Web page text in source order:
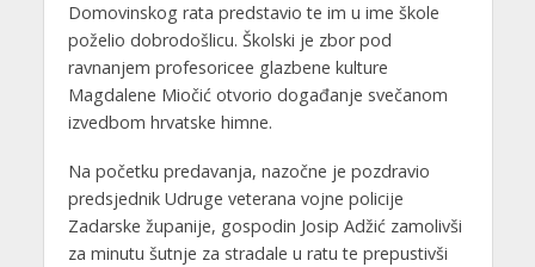
Domovinskog rata predstavio te im u ime škole
poželio dobrodošlicu. Školski je zbor pod
ravnanjem profesoricee glazbene kulture
Magdalene Miočić otvorio događanje svečanom
izvedbom hrvatske himne.
Na početku predavanja, nazočne je pozdravio
predsjednik Udruge veterana vojne policije
Zadarske županije, gospodin Josip Adžić zamolivši
za minutu šutnje za stradale u ratu te prepustivši